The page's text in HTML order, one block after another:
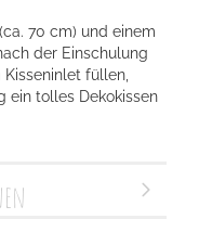
70 cm) und einem
der Einschulung
füllen,
ein tolles Dekokissen